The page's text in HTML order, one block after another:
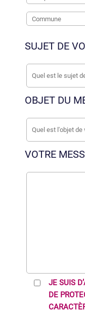
SUJET DE
OBJET DU
VOTRE
JE SUIS
DE